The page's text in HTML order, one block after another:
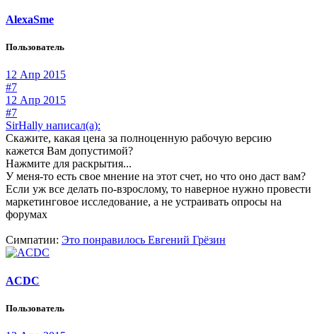
AlexaSme
Пользователь
12 Апр 2015
#7
12 Апр 2015
#7
SirHally написал(а):
Скажите, какая цена за полноценную рабочую версию
кажется Вам допустимой?
Нажмите для раскрытия...
У меня-то есть свое мнение на этот счет, но что оно даст вам?
Если уж все делать по-взрослому, то наверное нужно провести
маркетинговое исследование, а не устраивать опросы на
форумах
Симпатии: Это понравилось Евгений Грёзин
ACDC
Пользователь